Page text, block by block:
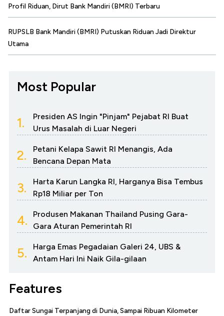
Profil Riduan, Dirut Bank Mandiri (BMRI) Terbaru
RUPSLB Bank Mandiri (BMRI) Putuskan Riduan Jadi Direktur
Utama
Most Popular
1.
Presiden AS Ingin "Pinjam" Pejabat RI Buat
Urus Masalah di Luar Negeri
2.
Petani Kelapa Sawit RI Menangis, Ada
Bencana Depan Mata
3.
Harta Karun Langka RI, Harganya Bisa Tembus
Rp18 Miliar per Ton
4.
Produsen Makanan Thailand Pusing Gara-
Gara Aturan Pemerintah RI
5.
Harga Emas Pegadaian Galeri 24, UBS &
Antam Hari Ini Naik Gila-gilaan
Features
Daftar Sungai Terpanjang di Dunia, Sampai Ribuan Kilometer